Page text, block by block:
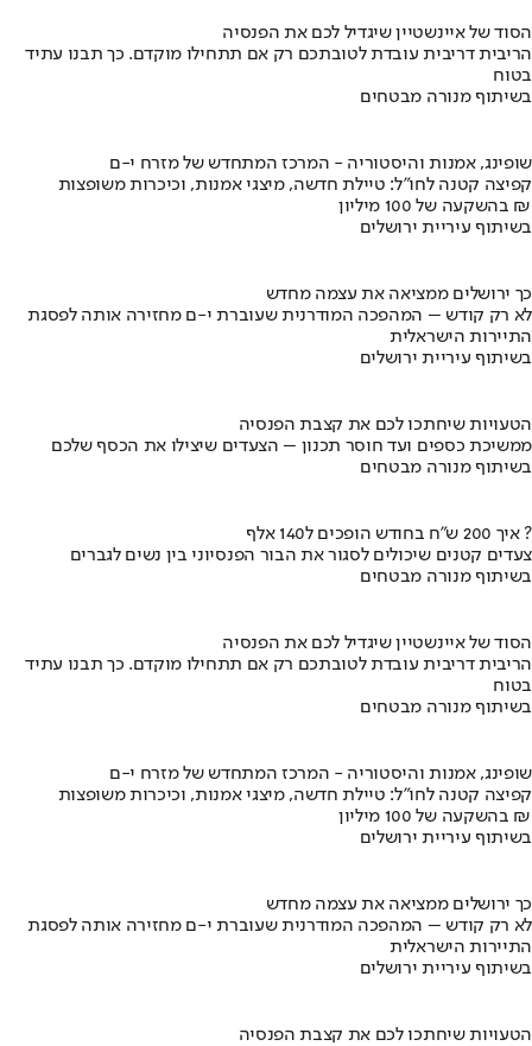
הסוד של איינשטיין שיגדיל לכם את הפנסיה
הריבית דריבית עובדת לטובתכם רק אם תתחילו מוקדם. כך תבנו עתיד
בטוח
בשיתוף מנורה מבטחים
שופינג, אמנות והיסטוריה - המרכז המתחדש של מזרח י-ם
קפיצה קטנה לחו"ל: טיילת חדשה, מיצגי אמנות, וכיכרות משופצות
בהשקעה של 100 מיליון ₪
בשיתוף עיריית ירושלים
כך ירושלים ממציאה את עצמה מחדש
לא רק קודש – המהפכה המודרנית שעוברת י-ם מחזירה אותה לפסגת
התיירות הישראלית
בשיתוף עיריית ירושלים
הטעויות שיחתכו לכם את קצבת הפנסיה
ממשיכת כספים ועד חוסר תכנון – הצעדים שיצילו את הכסף שלכם
בשיתוף מנורה מבטחים
איך 200 ש"ח בחודש הופכים ל140 אלף ?
צעדים קטנים שיכולים לסגור את הבור הפנסיוני בין נשים לגברים
בשיתוף מנורה מבטחים
הסוד של איינשטיין שיגדיל לכם את הפנסיה
הריבית דריבית עובדת לטובתכם רק אם תתחילו מוקדם. כך תבנו עתיד
בטוח
בשיתוף מנורה מבטחים
שופינג, אמנות והיסטוריה - המרכז המתחדש של מזרח י-ם
קפיצה קטנה לחו"ל: טיילת חדשה, מיצגי אמנות, וכיכרות משופצות
בהשקעה של 100 מיליון ₪
בשיתוף עיריית ירושלים
כך ירושלים ממציאה את עצמה מחדש
לא רק קודש – המהפכה המודרנית שעוברת י-ם מחזירה אותה לפסגת
התיירות הישראלית
בשיתוף עיריית ירושלים
הטעויות שיחתכו לכם את קצבת הפנסיה